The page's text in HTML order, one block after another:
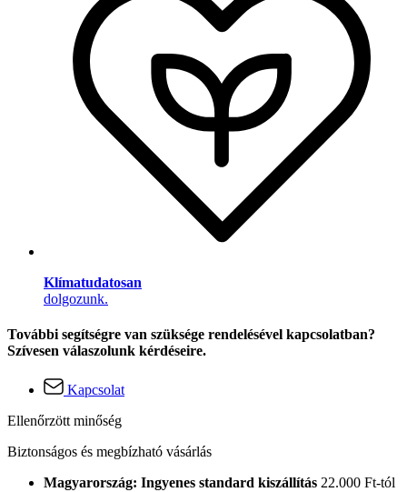
Klímatudatosan
dolgozunk.
További segítségre van szüksége rendelésével kapcsolatban?
Szívesen válaszolunk kérdéseire.
Kapcsolat
Ellenőrzött minőség
Biztonságos és megbízható vásárlás
Magyarország: Ingyenes standard kiszállítás 22.000 Ft-tól